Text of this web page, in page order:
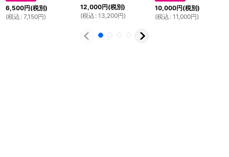
6,500円(税別)
(税込 : 7,150円)
12,000円(税別)
(税込 : 13,200円)
10,000円(税別)
(税込 : 11,000円)